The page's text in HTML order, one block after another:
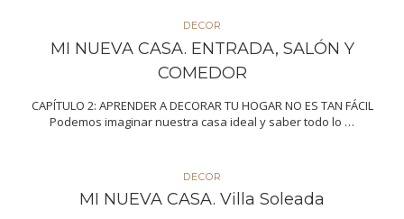
DECOR
MI NUEVA CASA. ENTRADA, SALÓN Y
COMEDOR
CAPÍTULO 2: APRENDER A DECORAR TU HOGAR NO ES TAN FÁCIL
Podemos imaginar nuestra casa ideal y saber todo lo …
DECOR
MI NUEVA CASA. Villa Soleada